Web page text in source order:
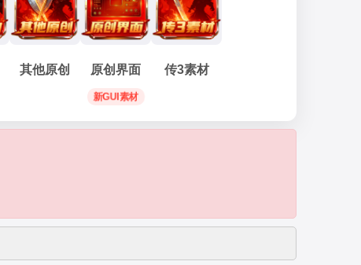
其他原创 原创界面
新GUI素材
传3素材